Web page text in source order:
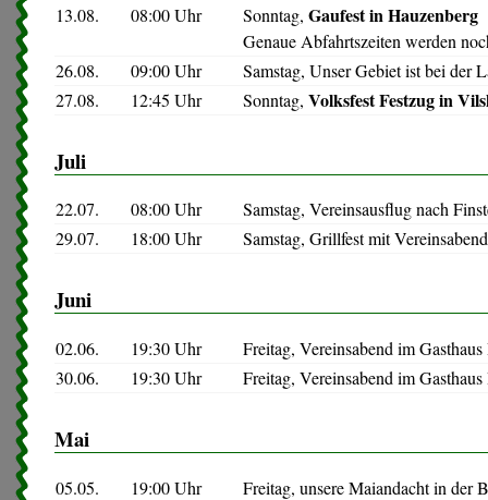
13.08. 08:00 Uhr Sonntag, Gaufest in Hauzenberg
Genaue Abfahrtszeiten werden
26.08.
09:00 Uhr
Samstag, Unser Gebiet ist bei der
27.08.
12:45 Uhr Sonntag, Volksfest Festzug in
Juli
22.07. 08:00 Uhr
Samstag, Vereinsausflug nach
29.07.
18:00 Uhr Samstag, Grillfest mit
Juni
02.06. 19:30 Uhr
Freitag, Vereinsabend im
30.06.
19:30 Uhr Freitag, Vereinsabend im
Mai
05.05. 19:00 Uhr
Freitag, unsere Maiandacht in der